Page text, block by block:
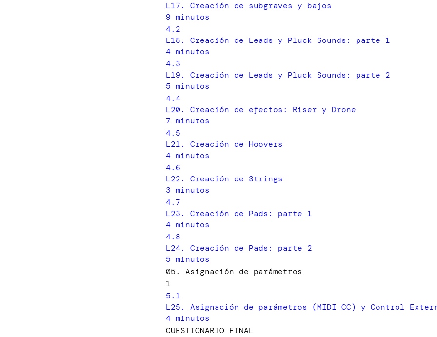
L17. Creación de subgraves y bajos
9 minutos
4.2
L18. Creación de Leads y Pluck Sounds: parte 1
4 minutos
4.3
L19. Creación de Leads y Pluck Sounds: parte 2
5 minutos
4.4
L20. Creación de efectos: Riser y Drone
7 minutos
4.5
L21. Creación de Hoovers
4 minutos
4.6
L22. Creación de Strings
3 minutos
4.7
L23. Creación de Pads: parte 1
4 minutos
4.8
L24. Creación de Pads: parte 2
5 minutos
05. Asignación de parámetros
1
5.1
L25. Asignación de parámetros (MIDI CC) y Control
4 minutos
CUESTIONARIO FINAL